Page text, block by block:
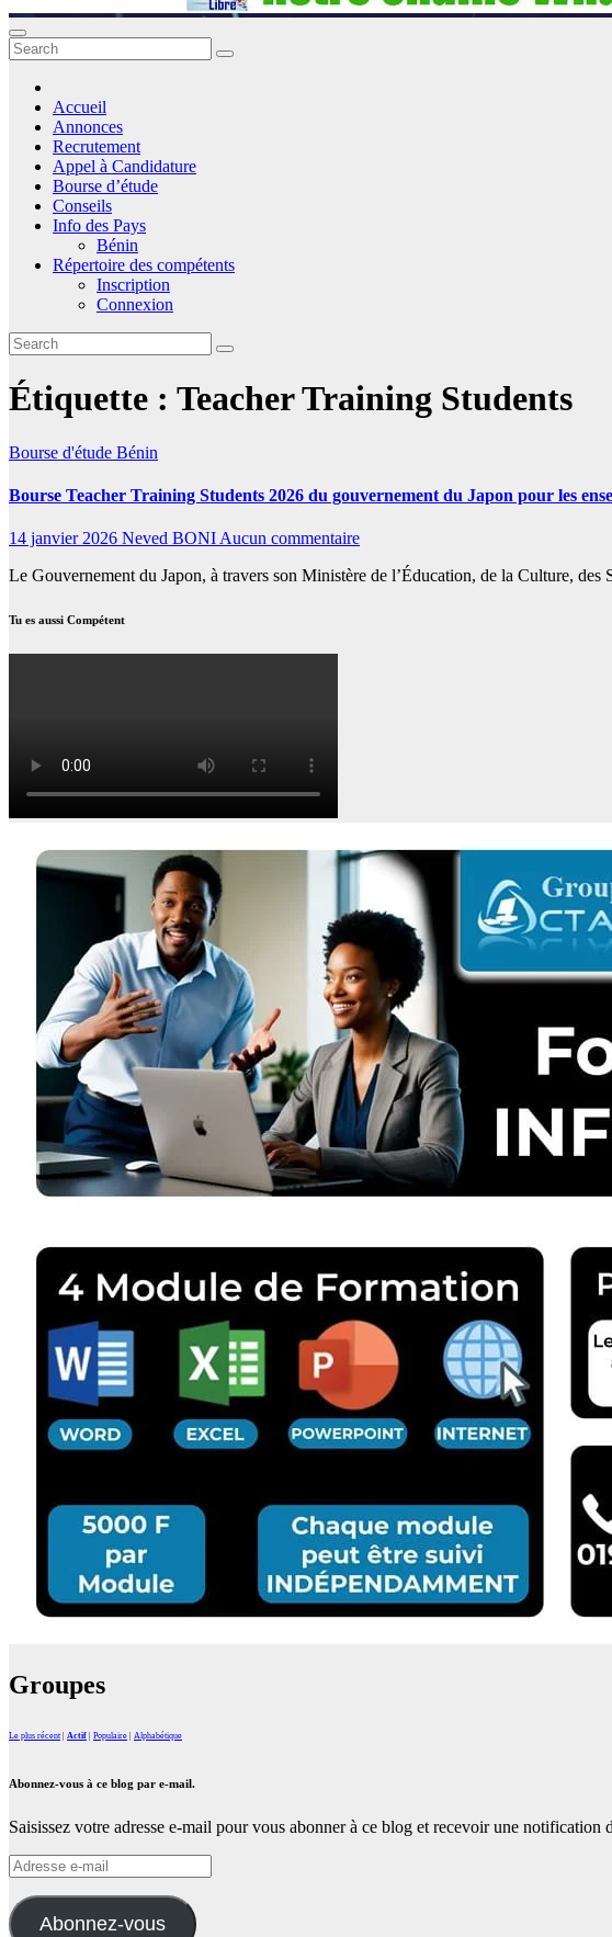
Accueil
Annonces
Recrutement
Appel à Candidature
Bourse d’étude
Conseils
Info des Pays
Bénin
Répertoire des compétents
Inscription
Connexion
Étiquette : Teacher Training Students
Bourse d'étude Bénin
Bourse Teacher Training Students 2026 du gouvernement du Japon pour les
14 janvier 2026 Neved BONIAucun commentaire
Le Gouvernement du Japon, à travers son Ministère de l’Éducation, de la Culture,
Tu es aussi Compétent
Groupes
Le plus récent Actif Populaire Alphabétique
Abonnez-vous à ce blog par e-mail.
Saisissez votre adresse e-mail pour vous abonner à ce blog et recevoir une notification
Adresse
e-
mail
Abonnez-vous